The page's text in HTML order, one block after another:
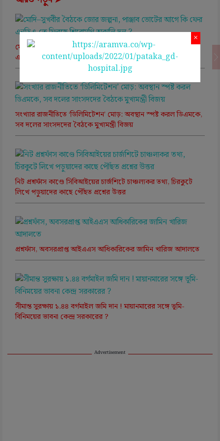
মোদি–সুখবীর বৈঠকে জোর জল্পনা, পাঞ্জাব ভোটের আগে কি ফের
এনডিএ-তে ফিরছে শিরোমণি অকালি দল ?
সংখ্যার রাজনীতিতে ‘ডিলিমিটেশন’ মোড়: অবস্থান স্পষ্ট করল ডিএমকে,
সব দলের সাংসদদের বৈঠকে মুখ্যমন্ত্রী বিজয়
নিট প্রশ্নফাঁস কাণ্ডে সিবিআইয়ের চার্জশিটে চাঞ্চল্যকর তথ্য, চিরকুটে
লিখে পড়ুয়াদের কাছে পৌঁছত প্রশ্নের উত্তর
প্রশ্নফাঁস, অবসরপ্রাপ্ত আইএএস আধিকারিকের জামিন খারিজ আদালতে
সীমান্ত সুরক্ষায় ১.৪৪ বর্গমাইল জমি দান ! মায়ানমারের সঙ্গে ভূমি-
বিনিময়ের ভাবনা কেন্দ্র সরকারের ?
Advertisement
×